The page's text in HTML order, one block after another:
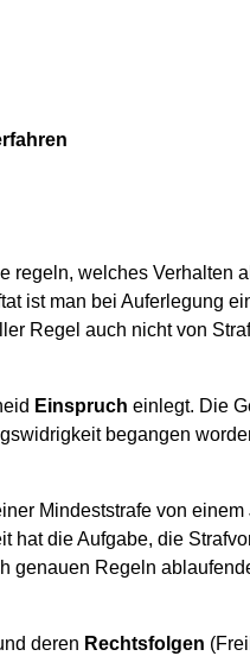
welches Verhalten
ist man bei Auferlegung
Regel auch nicht von
Einspruch einlegt. Die
begangen
Mindeststrafe von
hat die Aufgabe, die
genauen Regeln
deren Rechtsfolgen